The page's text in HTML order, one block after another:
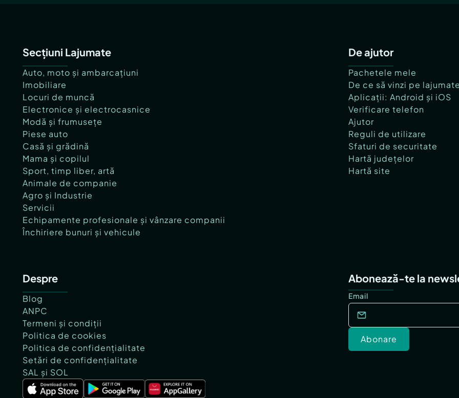
Secțiuni Lajumate
Auto, moto și ambarcațiuni
Imobiliare
Locuri de muncă
Electronice și electrocasnice
Modă și frumusețe
Piese auto
Casă și grădină
Mama și copilul
Sport, timp liber, artă
Animale de companie
Agro și Industrie
Servicii
Echipamente profesionale și vânzare companii
Închiriere bunuri și vehicule
De ajutor
Pachetele mele
De ce să vinzi pe
Aplicații: Android și iOS
Verificare telefon
Ajutor
Reguli de utilizare
Sfaturi de securitate
Hartă județelor
Hartă site
Despre
Blog
ANPC
Termeni și condiții
Politica de cookies
Politica de confidențialitate
Setări de confidențialitate
SAL și SOL
Abonează-te la
Email
Abonare